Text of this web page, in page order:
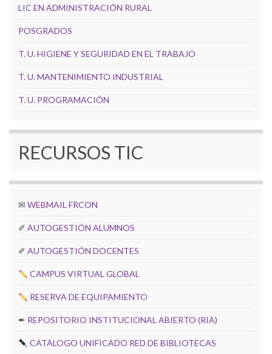
LIC EN ADMINISTRACIÓN RURAL
POSGRADOS
T. U. HIGIENE Y SEGURIDAD EN EL TRABAJO
T. U. MANTENIMIENTO INDUSTRIAL
T. U. PROGRAMACIÓN
RECURSOS TIC
✉ WEBMAIL FRCON
✐ AUTOGESTIÓN ALUMNOS
✐ AUTOGESTIÓN DOCENTES
CAMPUS VIRTUAL GLOBAL
RESERVA DE EQUIPAMIENTO
✒ REPOSITORIO INSTITUCIONAL ABIERTO (RIA)
CATÁLOGO UNIFICADO RED DE BIBLIOTECAS